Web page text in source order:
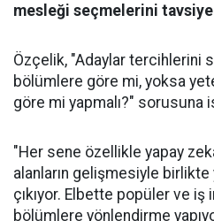
mesleği seçmelerini
Özçelik, "Adaylar tercihlerini
bölümlere göre mi, yoksa
göre mi yapmalı?" sorusuna
"Her sene özellikle yapay
alanların gelişmesiyle
çıkıyor. Elbette popüler ve iş
bölümlere yönlendirme